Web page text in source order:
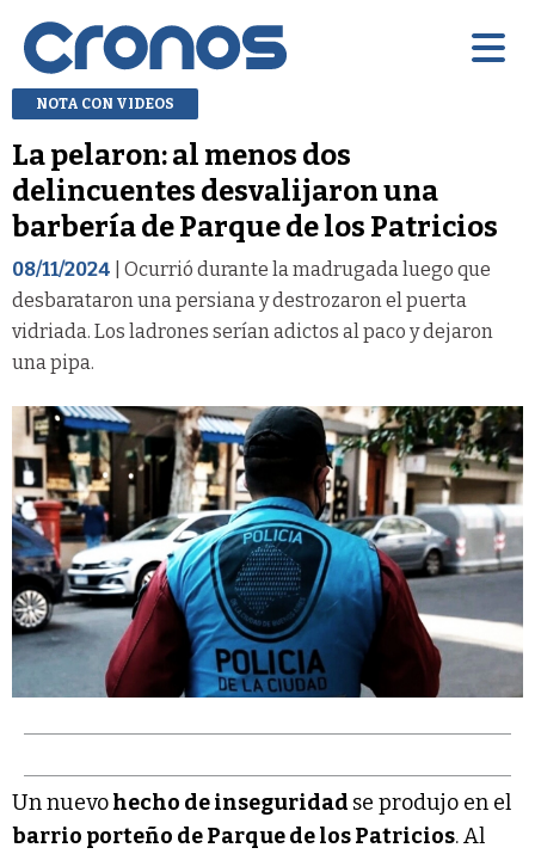
NOTA CON VIDEOS
La pelaron: al menos dos
delincuentes desvalijaron una
barbería de Parque de los Patricios
08/11/2024 | Ocurrió durante la madrugada luego que
desbarataron una persiana y destrozaron el puerta
vidriada. Los ladrones serían adictos al paco y dejaron
una pipa.
Un nuevohecho de inseguridad se produjo en el
barrio porteño de Parque de los Patricios. Al